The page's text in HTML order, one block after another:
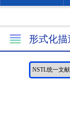
形式化描